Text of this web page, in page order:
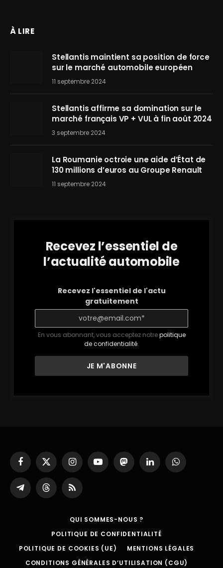
À LIRE
Stellantis maintient sa position de force
sur le marché automobile européen
11 septembre 2024
Stellantis affirme sa domination sur le
marché français VP + VUL à fin août 2024
3 septembre 2024
La Roumanie octroie une aide d’État de
130 millions d’euros au Groupe Renault
11 septembre 2024
Recevez l’essentiel de
l’actualité automobile
Recevez l'essentiel de l'actu
gratuitement
En vous abonnant, vous acceptez notrepolitique
de confidentialité.
Facebook
X
(Twitter)
InstagramYouTubeMastodonLinkedInWhatsApp
Partager
sur
ThreadsRSS
QUI SOMMES-NOUS ?
POLITIQUE DE CONFIDENTIALITÉ
POLITIQUE DE COOKIES (UE)
MENTIONS LÉGALES
CONDITIONS GÉNÉRALES D’UTILISATION (CGU)